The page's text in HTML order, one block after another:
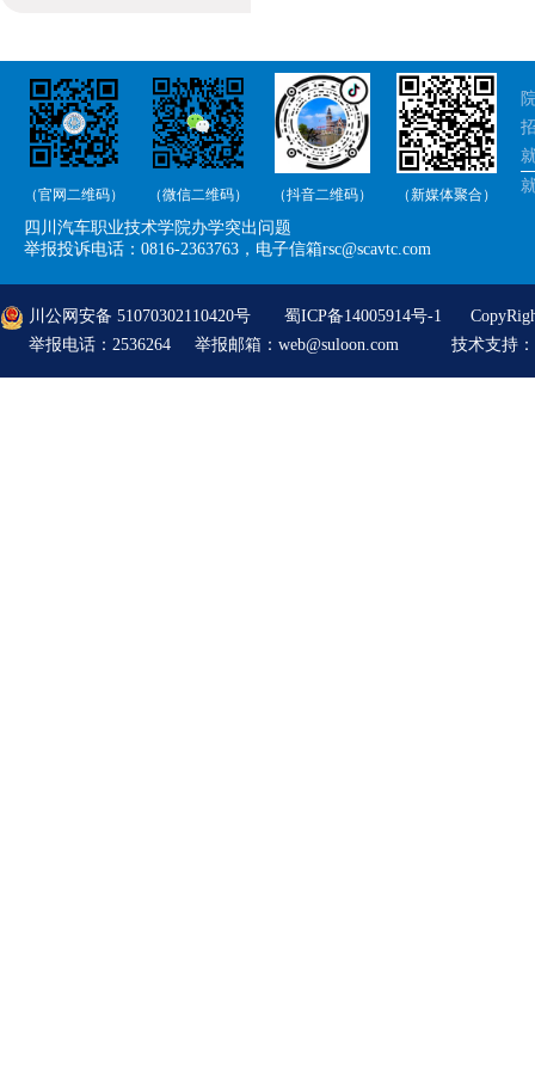
（官网二维码） （微信二维码） （抖音二维码） （新媒体聚合）
四川汽车职业技术学院办学突出问题
举报投诉电话：0816-2363763，电子信箱rsc@scavtc.com
川公网安备 51070302110420号 蜀ICP备14005914号-1
举报电话：2536264 举报邮箱：web@suloon.com
技术支持